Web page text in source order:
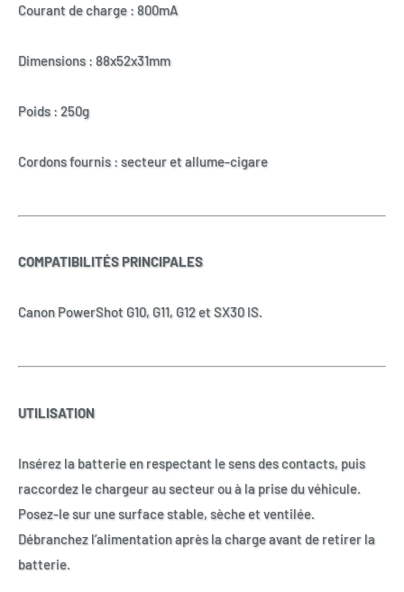
Courant de charge : 800mA
Dimensions : 88x52x31mm
Poids : 250g
Cordons fournis : secteur et allume-cigare
COMPATIBILITÉS PRINCIPALES
Canon PowerShot G10, G11, G12 et SX30 IS.
UTILISATION
Insérez la batterie en respectant le sens des contacts, puis
raccordez le chargeur au secteur ou à la prise du véhicule.
Posez-le sur une surface stable, sèche et ventilée.
Débranchez l’alimentation après la charge avant de retirer la
batterie.